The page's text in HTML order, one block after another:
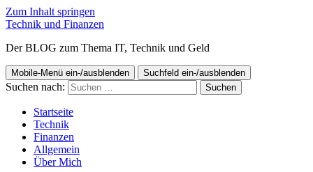
Zum Inhalt springen
Technik und Finanzen
Der BLOG zum Thema IT, Technik und Geld
Mobile-Menü ein-/ausblenden Suchfeld ein-/ausblenden
Suchen nach:
Startseite
Technik
Finanzen
Allgemein
Über Mich